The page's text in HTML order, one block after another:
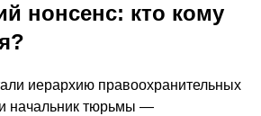
нонсенс: кто кому
иерархию правоохранительных
начальник тюрьмы —